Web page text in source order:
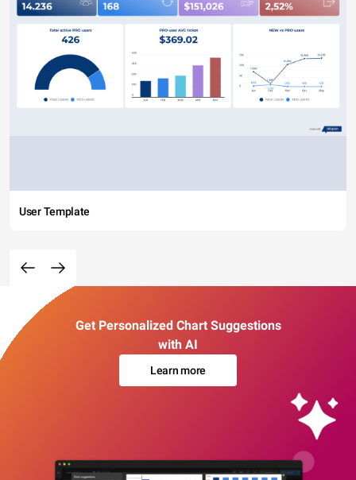
User Template
Get Personalized Chart Suggestions
with AI
Learn more